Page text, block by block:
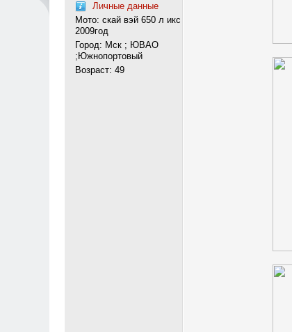
Личные данные
Мото: скай вэй 650 л икс
2009год
Город: Мск ; ЮВАО
;Южнопортовый
Возраст: 49